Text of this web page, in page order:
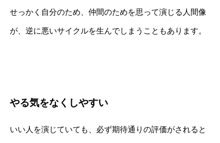
せっかく自分のため、仲間のためを思って演じる人間像
が、逆に悪いサイクルを生んでしまうこともあります。
やる気をなくしやすい
いい人を演じていても、必ず期待通りの評価がされると